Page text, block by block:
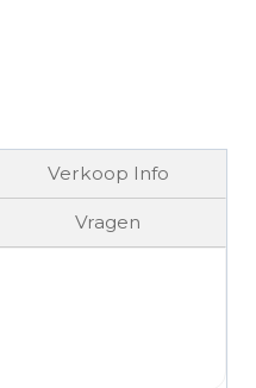
Verkoop Info
Vragen